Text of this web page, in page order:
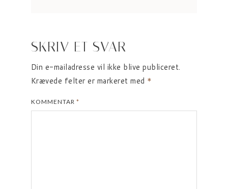
SKRIV ET SVAR
Din e-mailadresse vil ikke blive publiceret.
Krævede felter er markeret med *
KOMMENTAR *